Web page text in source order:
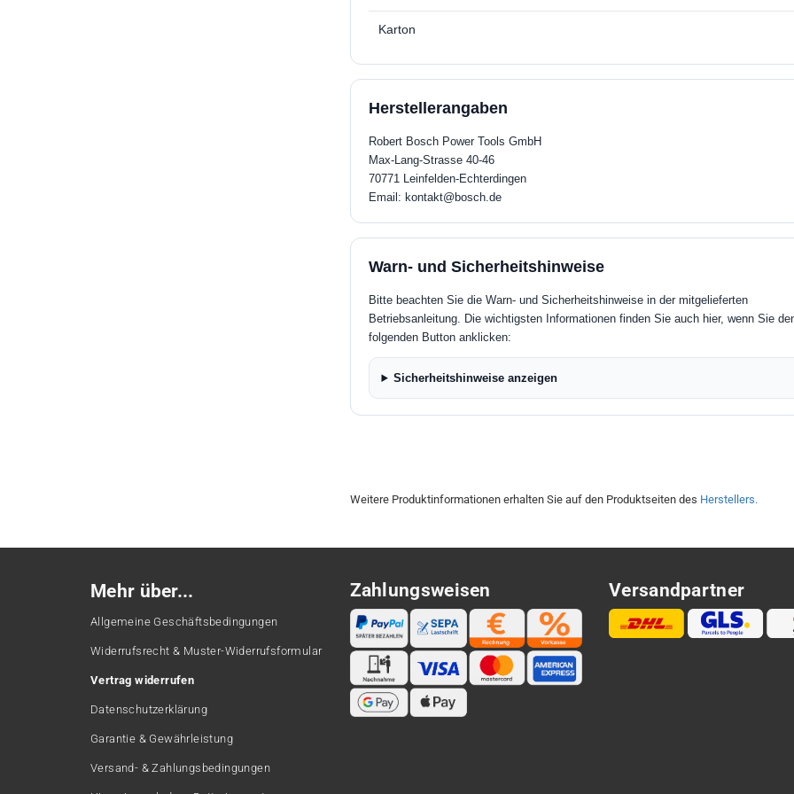
Karton
Herstellerangaben
Robert Bosch Power Tools GmbH
Max-Lang-Strasse 40-46
70771 Leinfelden-Echterdingen
Email: kontakt@bosch.de
Warn- und Sicherheitshinweise
Bitte beachten Sie die Warn- und Sicherheitshinweise in der mitgelieferten
Betriebsanleitung. Die wichtigsten Informationen finden Sie auch hier, wenn Sie
folgenden Button anklicken:
Sicherheitshinweise anzeigen
Weitere Produktinformationen erhalten Sie auf den Produktseiten des Herstellers.
Mehr über...
Allgemeine Geschäftsbedingungen
Widerrufsrecht & Muster-Widerrufsformular
Vertrag widerrufen
Datenschutzerklärung
Garantie & Gewährleistung
Versand- & Zahlungsbedingungen
Zahlungsweisen Versandpartner